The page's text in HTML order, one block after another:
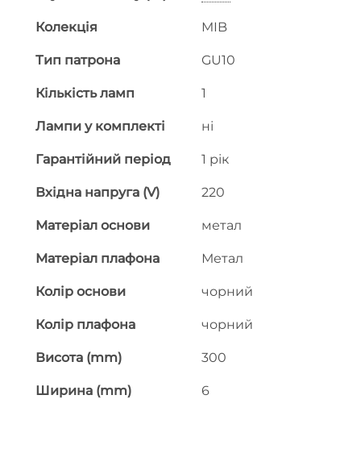
Колекція MIB
Тип патрона GU10
Кількість ламп 1
Лампи у комплекті ні
Гарантійний період 1 рік
Вхідна напруга (V) 220
Матеріал основи метал
Матеріал плафона Метал
Колір основи чорний
Колір плафона чорний
Висота (mm) 300
Ширина (mm) 6